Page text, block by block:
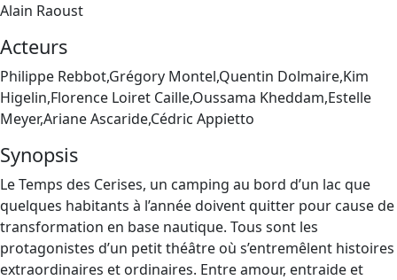
Alain Raoust
Acteurs
Philippe Rebbot,Grégory Montel,Quentin Dolmaire,Kim
Higelin,Florence Loiret Caille,Oussama Kheddam,Estelle
Meyer,Ariane Ascaride,Cédric Appietto
Synopsis
Le Temps des Cerises, un camping au bord d’un lac que
quelques habitants à l’année doivent quitter pour cause de
transformation en base nautique. Tous sont les
protagonistes d’un petit théâtre où s’entremêlent histoires
extraordinaires et ordinaires. Entre amour, entraide et